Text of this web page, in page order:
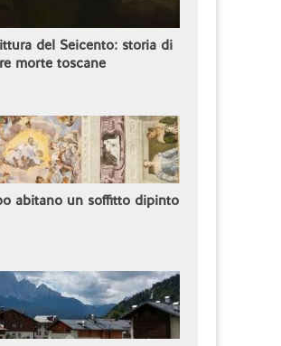
del Seicento: storia di
morte toscane
abitano un soffitto dipinto